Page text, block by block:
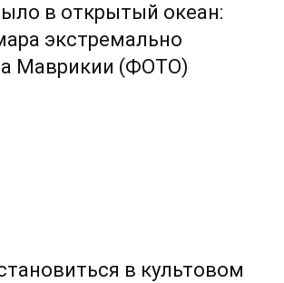
в открытый океан:
экстремально
Маврикии (ФОТО)
в культовом